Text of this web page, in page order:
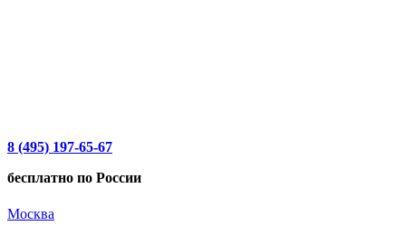
8 (495) 197-65-67
бесплатно по России
Москва